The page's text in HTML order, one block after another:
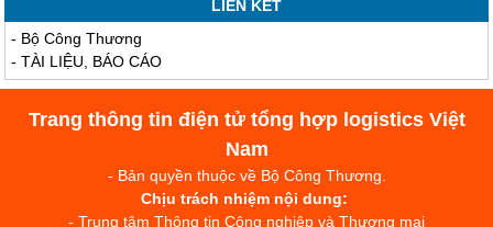
LIÊN KẾT
- Bộ Công Thương
-TÀI LIỆU, BÁO CÁO
Trang thông tin điện tử tổng hợp logistics Việt
Nam
- Bản quyền thuộc về Bộ Công Thương.
Chịu trách nhiệm nội dung:
- Trung tâm Thông tin Công nghiệp và Thương mại